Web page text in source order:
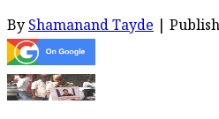
ByShamanand Tayde |